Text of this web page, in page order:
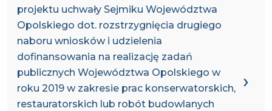
projektu uchwały Sejmiku Województwa
Opolskiego dot. rozstrzygnięcia drugiego
naboru wniosków i udzielenia
dofinansowania na realizację zadań
publicznych Województwa Opolskiego w
roku 2019 w zakresie prac konserwatorskich,
restauratorskich lub robót budowlanych